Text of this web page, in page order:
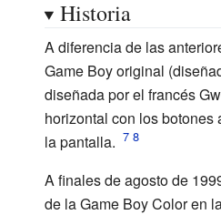
Historia
A diferencia de las
Game Boy original
diseñada por el francés
horizontal con los
la pantalla.
A finales de agosto de
de la Game Boy Color en